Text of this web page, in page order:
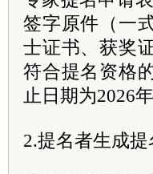
签字原件（一
士证书、获奖
符合提名资格
止日期为2026
2.提名者生成